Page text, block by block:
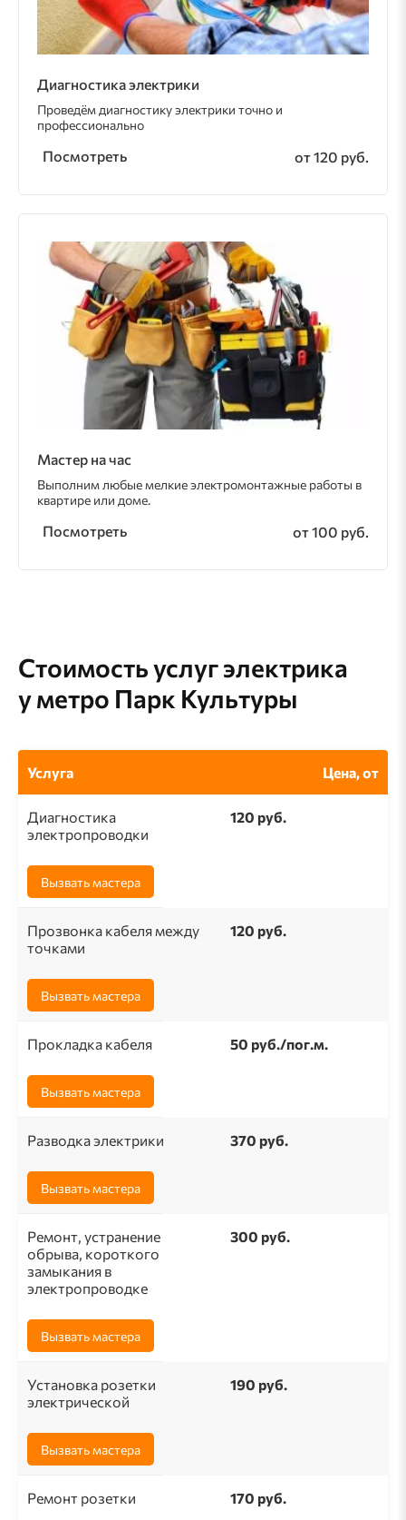
Диагностика электрики
Проведём диагностику электрики точно и
профессионально
Посмотреть от 120 руб.
Мастер на час
Выполним любые мелкие электромонтажные работы в
квартире или доме.
Посмотреть от 100 руб.
Стоимость услуг электрика
у метро Парк Культуры
Услуга Цена, от
Диагностика
электропроводки
120 руб.
Вызвать мастера
Прозвонка кабеля между
точками
120 руб.
Вызвать мастера
Прокладка кабеля 50 pуб./пог.м.
Вызвать мастера
Разводка электрики 370 руб.
Вызвать мастера
Ремонт, устранение
обрыва, короткого
замыкания в
электропроводке
300 руб.
Вызвать мастера
Установка розетки
электрической
190 pуб.
Вызвать мастера
Ремонт розетки 170 pуб.